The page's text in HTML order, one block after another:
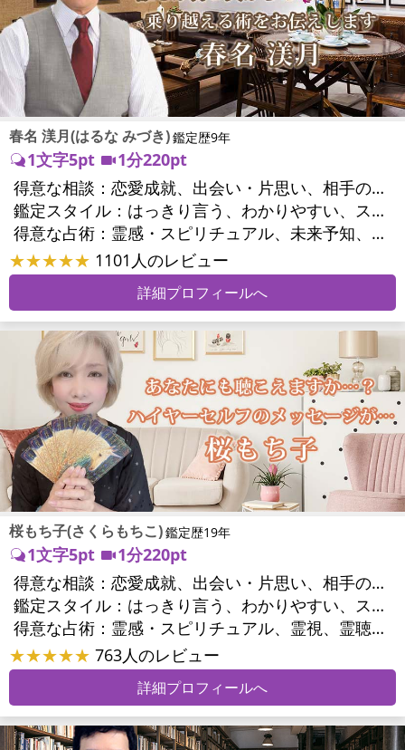
春名 渼月(はるな みづき)鑑定歴9年
1文字5pt
1分220pt
得意な相談：
恋愛成就、出会い・片思い、相手の気持ち、相性、結婚、男心・女心、二人の今後、複雑な恋愛、三角関係、略奪愛、浮気、不倫、復活愛、復縁、離婚、同性愛・LGBT、人間関係、職場の人間関係、対人関係、仕事運、適職、天職、転職、進路、就職、人生全般、使命、経営相談、人事、開業、夢、目標、ビジネスチャンス、ビジネスパートナー、パワーハラスメント、家族関係、夫婦関係、家庭問題、夫婦問題、シングルマザー、ストレス、いじめ、人生相談、ペットの気持ち、引越し・転居、方位、開運指導、健康運、金運、金銭トラブル、ご近所問題
鑑定スタイル：
はっきり言う、わかりやすい、スピード鑑定、簡潔、具体的、的確、納得感、友達のように相談できる、聞き上手、とても話しやすい、じっくり聞いてくれる、勇気をくれる、前向き・元気になれる
得意な占術：
霊感・スピリチュアル、未来予知、チャネリング、タロット、九星気学、占星術、カラー診断、易学、陰陽五行、手相、人相(顔相)、祈願、オリジナル占術
★★★★★ 1101人のレビュー
詳細プロフィールへ
桜もち子(さくらもちこ)鑑定歴19年
1文字5pt
1分220pt
得意な相談：
恋愛成就、出会い・片思い、相手の気持ち、相性、縁結び、結婚、二人の今後、複雑な恋愛、三角関係、略奪愛、浮気、不倫、復活愛、復縁、同性愛・LGBT、人間関係、対人関係、仕事運、転職、人生全般、経営相談、ビジネスチャンス、ビジネスパートナー、家族関係、夫婦関係、家庭問題、心の問題、うつ、いじめ、人生相談、霊的問題、ご先祖様、守護霊様、魂の本質、パワーストーン選択、開運指導、金運、縁切り
鑑定スタイル：
はっきり言う、わかりやすい、スピード鑑定、具体的、的確、納得感、聞き上手、とても話しやすい、じっくり聞いてくれる、愛にあふれ温かい、勇気をくれる、前向き・元気になれる、実力派
得意な占術：
霊感・スピリチュアル、霊視、霊聴、未来予知、前世・来世、波動修正、エネルギー調整、ソウルメイト、チャクラ、チャネリング、タロット、オラクルカード、姓名判断、九星気学、四柱推命、カラー診断、夢診断、易学、陰陽五行、祈祷、祈願、縁結び、除霊、縁切り、パワーストーン、水晶、ヒーリング
★★★★★ 763人のレビュー
詳細プロフィールへ